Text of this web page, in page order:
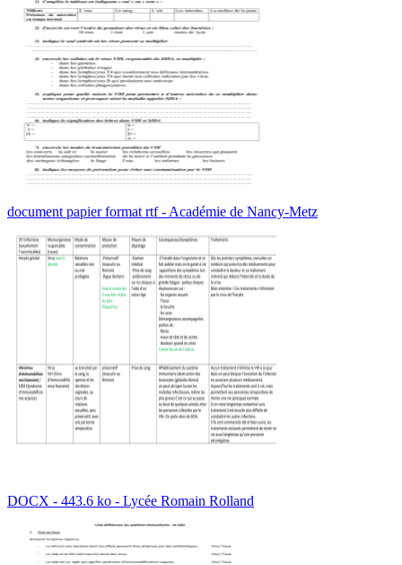
document papier format rtf - Académie de Nancy-Metz
DOCX - 443.6 ko - Lycée Romain Rolland